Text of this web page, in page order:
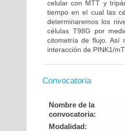
celular con MTT y
tiempo en el cual las
determinaremos los
células T98G por
citometría de flujo. Así
interacción de PINK1/
Convocatoria
Nombre de la
convocatoria:
Modalidad: